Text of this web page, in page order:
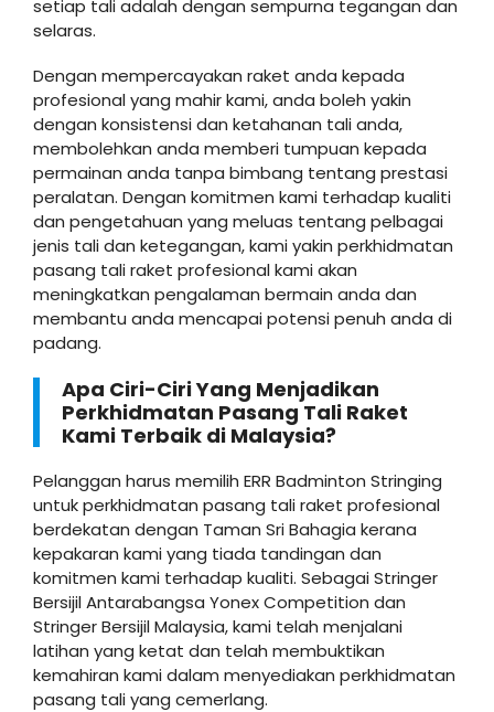
setiap tali adalah dengan sempurna tegangan dan
selaras.
Dengan mempercayakan raket anda kepada
profesional yang mahir kami, anda boleh yakin
dengan konsistensi dan ketahanan tali anda,
membolehkan anda memberi tumpuan kepada
permainan anda tanpa bimbang tentang prestasi
peralatan. Dengan komitmen kami terhadap kualiti
dan pengetahuan yang meluas tentang pelbagai
jenis tali dan ketegangan, kami yakin perkhidmatan
pasang tali raket profesional kami akan
meningkatkan pengalaman bermain anda dan
membantu anda mencapai potensi penuh anda di
padang.
Apa Ciri-Ciri Yang Menjadikan
Perkhidmatan Pasang Tali Raket
Kami Terbaik di Malaysia?
Pelanggan harus memilih ERR Badminton Stringing
untuk perkhidmatan pasang tali raket profesional
berdekatan dengan Taman Sri Bahagia kerana
kepakaran kami yang tiada tandingan dan
komitmen kami terhadap kualiti. Sebagai Stringer
Bersijil Antarabangsa Yonex Competition dan
Stringer Bersijil Malaysia, kami telah menjalani
latihan yang ketat dan telah membuktikan
kemahiran kami dalam menyediakan perkhidmatan
pasang tali yang cemerlang.